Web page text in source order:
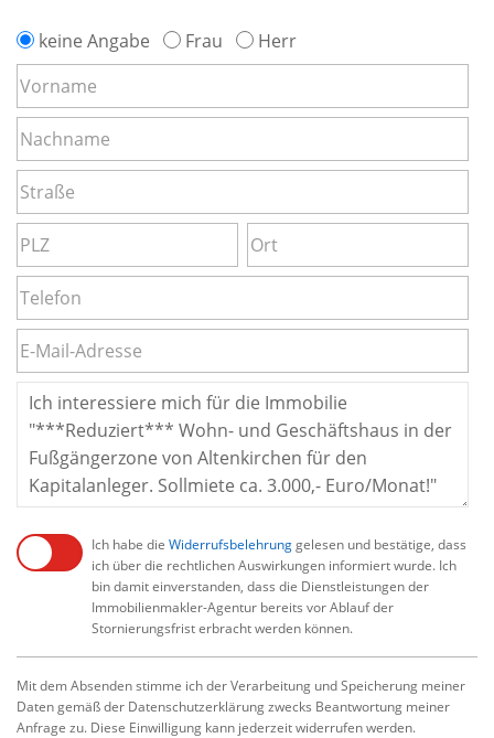
keine Angabe Frau Herr
Ich habe die Widerrufsbelehrunggelesen und bestätige, dass
ich über die rechtlichen Auswirkungen informiert wurde. Ich
bin damit einverstanden, dass die Dienstleistungen der
Immobilienmakler-Agentur bereits vor Ablauf der
Stornierungsfrist erbracht werden können.
Mit dem Absenden stimme ich der Verarbeitung und Speicherung meiner
Daten gemäß der Datenschutzerklärung zwecks Beantwortung meiner
Anfrage zu. Diese Einwilligung kann jederzeit widerrufen werden.